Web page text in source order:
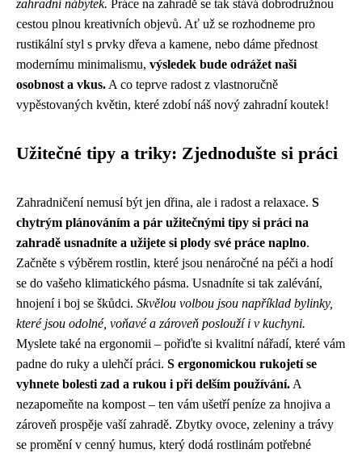
zahradní nábytek. Práce na zahradě se tak stává dobrodružnou
cestou plnou kreativních objevů. Ať už se rozhodneme pro
rustikální styl s prvky dřeva a kamene, nebo dáme přednost
modernímu minimalismu, výsledek bude odrážet naši
osobnost a vkus. A co teprve radost z vlastnoručně
vypěstovaných květin, které zdobí náš nový zahradní koutek!
Užitečné tipy a triky: Zjednodušte si práci
Zahradničení nemusí být jen dřina, ale i radost a relaxace. S
chytrým plánováním a pár užitečnými tipy si práci na
zahradě usnadníte a užijete si plody své práce naplno.
Začněte s výběrem rostlin, které jsou nenáročné na péči a hodí
se do vašeho klimatického pásma. Usnadníte si tak zalévání,
hnojení i boj se škůdci. Skvělou volbou jsou například bylinky,
které jsou odolné, voňavé a zároveň poslouží i v kuchyni.
Myslete také na ergonomii – pořiďte si kvalitní nářadí, které vám
padne do ruky a ulehčí práci. S ergonomickou rukojetí se
vyhnete bolesti zad a rukou i při delším používání. A
nezapomeňte na kompost – ten vám ušetří peníze za hnojiva a
zároveň prospěje vaší zahradě. Zbytky ovoce, zeleniny a trávy
se promění v cenný humus, který dodá rostlinám potřebné